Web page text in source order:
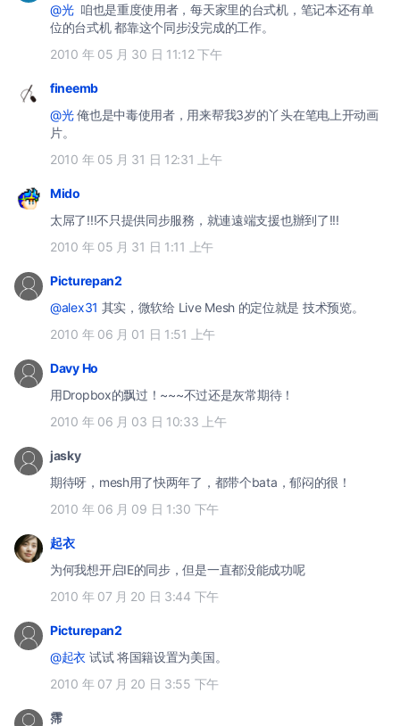
@光咱也是重度使用者，每天家里的台式机，笔记本还有单
位的台式机 都靠这个同步没完成的工作。
2010 年 05 月 30 日 11:12 下午
fineemb
@光俺也是中毒使用者，用来帮我3岁的丫头在笔电上开动画
片。
2010 年 05 月 31 日 12:31 上午
Mido
太屌了!!!不只提供同步服務，就連遠端支援也辦到了!!!
2010 年 05 月 31 日 1:11 上午
Picturepan2
@alex31 其实，微软给 Live Mesh 的定位就是 技术预览。
2010 年 06 月 01 日 1:51 上午
Davy Ho
用Dropbox的飘过！~~~不过还是灰常期待！
2010 年 06 月 03 日 10:33 上午
jasky
期待呀，mesh用了快两年了，都带个bata，郁闷的很！
2010 年 06 月 09 日 1:30 下午
起衣
为何我想开启IE的同步，但是一直都没能成功呢
2010 年 07 月 20 日 3:44 下午
Picturepan2
@起衣 试试 将国籍设置为美国。
2010 年 07 月 20 日 3:55 下午
霈